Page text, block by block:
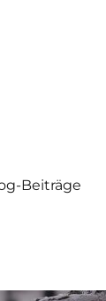
Beiträge